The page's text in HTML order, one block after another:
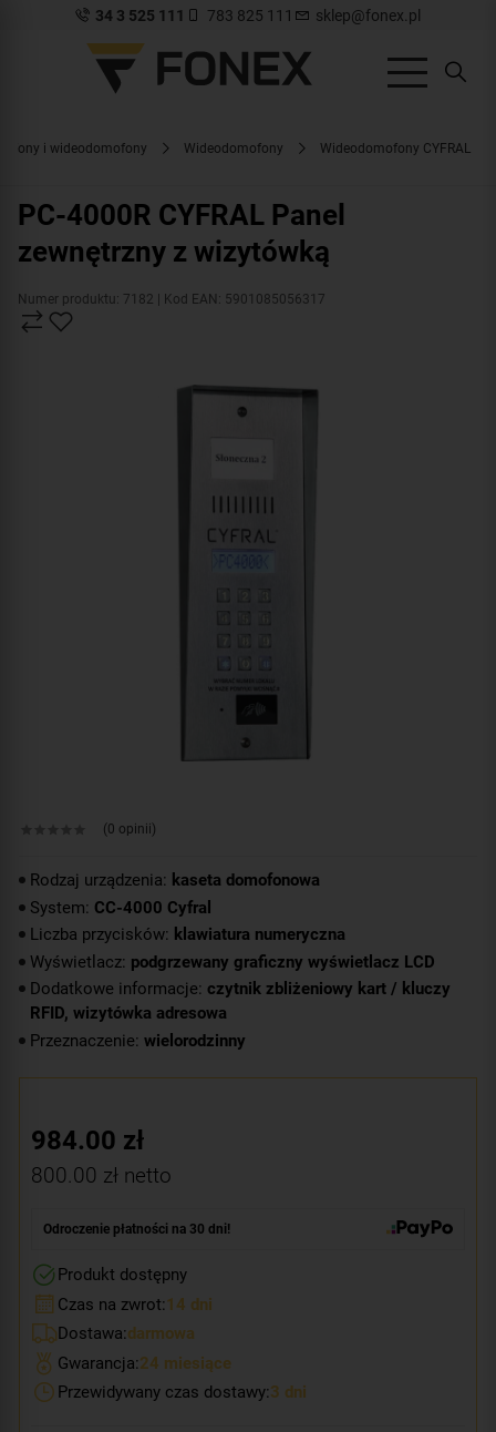
34 3 525 111 783 825 111 sklep@fonex.pl
i wideodomofony Wideodomofony Wideodomofony CYFRAL
PC-4000R CYFRAL Panel
zewnętrzny z wizytówką
Numer produktu: 7182 | Kod EAN: 5901085056317
(0 opinii)
Rodzaj urządzenia: kaseta domofonowa
System: CC-4000 Cyfral
Liczba przycisków: klawiatura numeryczna
Wyświetlacz: podgrzewany graficzny wyświetlacz LCD
Dodatkowe informacje: czytnik zbliżeniowy kart / kluczy
RFID, wizytówka adresowa
Przeznaczenie: wielorodzinny
984.00 zł
800.00 zł netto
Odroczenie płatności na 30 dni!
Produkt dostępny
Czas na zwrot:14 dni
Dostawa:darmowa
Gwarancja:24 miesiące
Przewidywany czas dostawy:3 dni